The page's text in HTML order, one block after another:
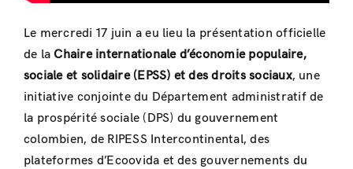
Le mercredi 17 juin a eu lieu la présentation officielle
de la Chaire internationale d’économie populaire,
sociale et solidaire (EPSS) et des droits sociaux, une
initiative conjointe du Département administratif de
la prospérité sociale (DPS) du gouvernement
colombien, de RIPESS Intercontinental, des
plateformes d’Ecoovida et des gouvernements du